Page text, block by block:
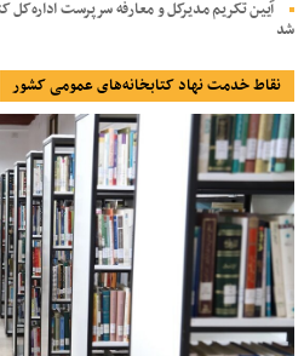
آیین تکریم مدیرکل و معارفه سرپرست اداره‌کل
شد
نقاط خدمت نهاد کتابخانه‌های عمومی کشور